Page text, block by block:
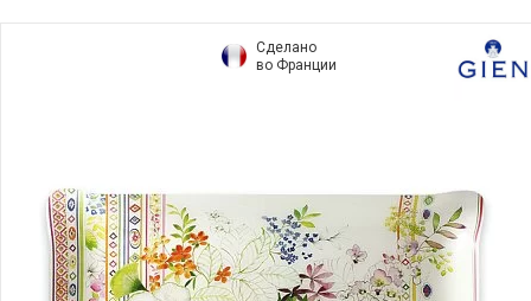
Сделано
во Франции